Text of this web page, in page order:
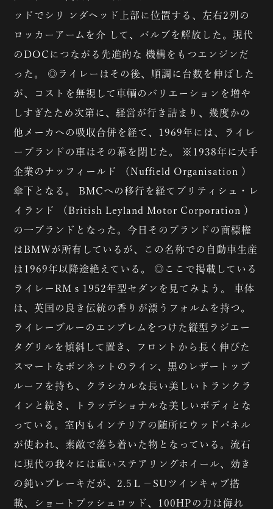
ッドでシリ ンダヘッド上部に位置する、左右2列の
ロッカーアームを介 して、バルブを解放した。現代
のDOCにつながる先進的な 機構をもつエンジンだ
った。 ◎ライレーはその後、順調に台数を伸ばした
が、コストを無視して車輌のバリエーションを増や
しすぎたため次第に、経営が行き詰まり、幾度かの
他メーカへの吸収合併を経て、1969年には、ライレ
ーブランドの車はその幕を閉じた。 ※1938年に大手
企業のナッフィールド （Nuffield Organisation ）
傘下となる。 BMCへの移行を経てブリティシュ・レ
イランド （British Leyland Motor Corporation ）
の一ブランドとなった。今日そのブランドの商標権
はBMWが所有しているが、この名称での自動車生産
は1969年以降途絶えている。 ◎ここで掲載している
ライレーRMｓ1952年型セダンを見てみよう。 車体
は、英国の良き伝統の香りが漂うフォルムを持つ。
ライレーブルーのエンブレムをつけた縦型ラジエー
タグリルを傾斜して置き、フロントから長く伸びた
スマートなボンネットのライン、黒のレザートップ
ルーフを持ち、クラシカルな長い美しいトランクラ
インと続き、トラッデショナルな美しいボディとな
っている。室内もインテリアの随所にウッドパネル
が使われ、素敵で落ち着いた物となっている。流石
に現代の我々には重いステアリングホイール、効き
の鈍いブレーキだが、2.5Ｌ－SUツインキャブ搭
載、ショートプッシュロッド、100HPの力は侮れ